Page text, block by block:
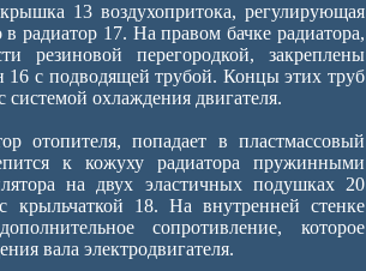
13 воздухопритока, регулирующая
радиатор 17. На правом бачке радиатора,
резиновой перегородкой, закреплены
16 с подводящей трубой. Концы этих труб
охлаждения двигателя.
отопителя, попадает в пластмассовый
к кожуху радиатора пружинными
на двух эластичных подушках 20
крыльчаткой 18. На внутренней стенке
сопротивление, которое
вала электродвигателя.